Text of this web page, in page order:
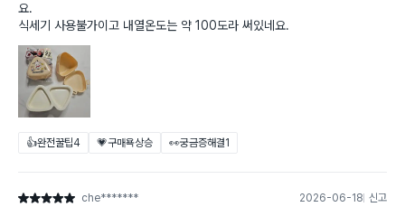
요.
식세기 사용불가이고 내열온도는 약 100도라 써있네요.
👍완전꿀팁4 💗구매욕상승 👀궁금증해결1
별점 5점 che******* 2026-06-18 신고